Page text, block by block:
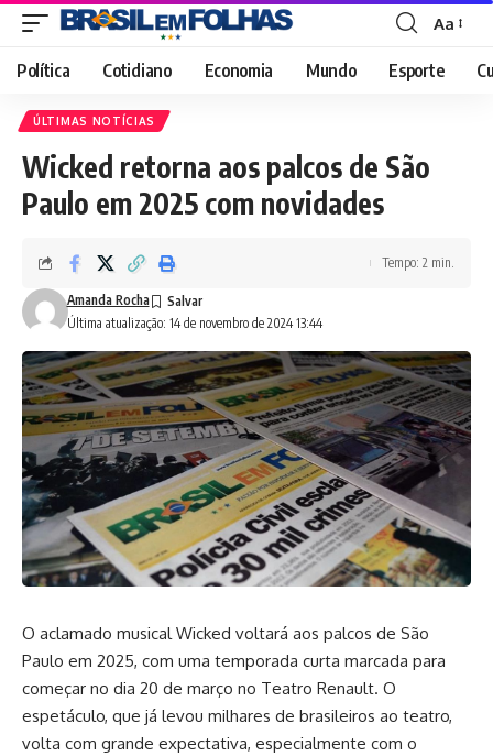
Font
Resizer
Aa
Política Cotidiano Economia Mundo Esporte
ÚLTIMAS NOTÍCIAS
Wicked retorna aos palcos de São
Paulo em 2025 com novidades
Última atualização: 14 de novembro de 2024 13:44
Amanda Rocha
Tempo: 2 min.
O aclamado musical Wicked voltará aos palcos de São
Paulo em 2025, com uma temporada curta marcada para
começar no dia 20 de março no Teatro Renault. O
espetáculo, que já levou milhares de brasileiros ao teatro,
volta com grande expectativa, especialmente com o